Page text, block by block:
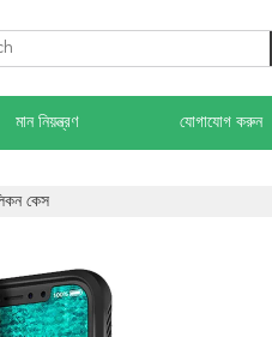
মান নিয়ন্ত্রণ যোগাযোগ করুন
কেস